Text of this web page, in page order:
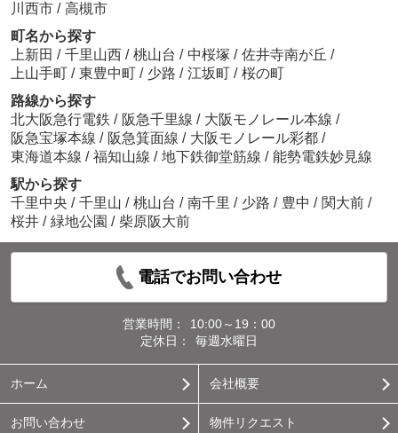
川西市 / 高槻市
町名から探す
上新田 / 千里山西 / 桃山台 / 中桜塚 / 佐井寺南が丘 /
上山手町 / 東豊中町 / 少路 / 江坂町 / 桜の町
路線から探す
北大阪急行電鉄 / 阪急千里線 / 大阪モノレール本線 /
阪急宝塚本線 / 阪急箕面線 / 大阪モノレール彩都 /
東海道本線 / 福知山線 / 地下鉄御堂筋線 / 能勢電鉄妙見線
駅から探す
千里中央 / 千里山 / 桃山台 / 南千里 / 少路 / 豊中 / 関大前 /
桜井 / 緑地公園 / 柴原阪大前
電話でお問い合わせ
営業時間：
10:00～19：00
定休日：
毎週水曜日
ホーム 会社概要
お問い合わせ 物件リクエスト